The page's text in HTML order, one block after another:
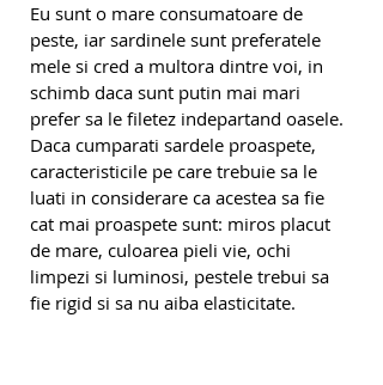
Eu sunt o mare consumatoare de
peste, iar sardinele sunt preferatele
mele si cred a multora dintre voi, in
schimb daca sunt putin mai mari
prefer sa le filetez indepartand oasele.
Daca cumparati sardele proaspete,
caracteristicile pe care trebuie sa le
luati in considerare ca acestea sa fie
cat mai proaspete sunt: miros placut
de mare, culoarea pieli vie, ochi
limpezi si luminosi, pestele trebui sa
fie rigid si sa nu aiba elasticitate.